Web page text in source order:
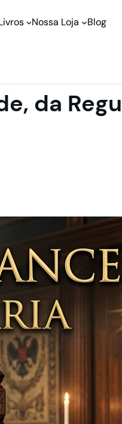
Nossa Loja Blog
da